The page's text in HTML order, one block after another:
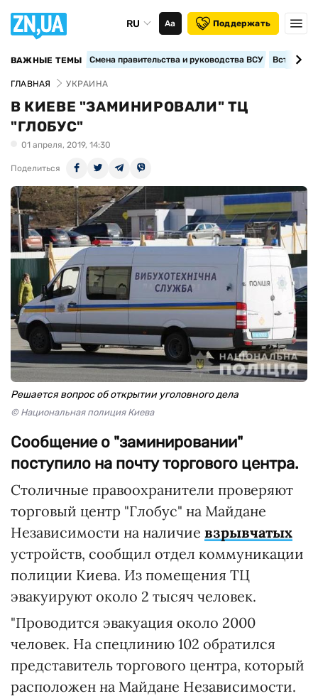
RU Аа Поддержать
ВАЖНЫЕ ТЕМЫ Смена правительства и руководства ВСУ
ГЛАВНАЯ УКРАИНА
В КИЕВЕ "ЗАМИНИРОВАЛИ" ТЦ
"ГЛОБУС"
01 апреля, 2019, 14:30
Поделиться
Решается вопрос об открытии уголовного дела
© Национальная полиция Киева
Сообщение о "заминировании"
поступило на почту торгового центра.
Столичные правоохранители проверяют
торговый центр "Глобус" на Майдане
Независимости на наличие взрывчатых
устройств, сообщил отдел коммуникации
полиции Киева. Из помещения ТЦ
эвакуируют около 2 тысяч человек.
"Проводится эвакуация около 2000
человек. На спецлинию 102 обратился
представитель торгового центра, который
расположен на Майдане Независимости.